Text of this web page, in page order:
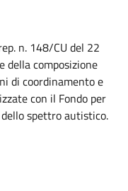
n. 148/CU del 22
della composizione
di coordinamento e
con il Fondo per
spettro autistico.